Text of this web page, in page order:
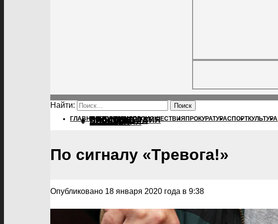
Найти:
ГЛАВНАЯПОЛИТИКАПРОИСШЕСТВИЯ ПРОКУРАТУРАСПОРТКУЛЬТУРА
ПОЛИТИКА
ПРОИСШЕСТВИЯ
ПРОКУРАТУРА
СПОРТ
КУЛЬТУРА
ПОСЕЛЕНИЯ
По сигналу «Тревога!»
Опубликовано 18 января 2020 года в 9:38